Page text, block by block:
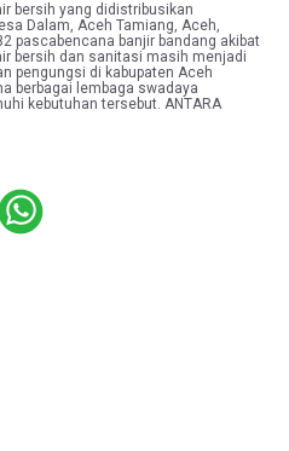
bersih yang didistribusikan
Dalam, Aceh Tamiang, Aceh,
pascabencana banjir bandang akibat
bersih dan sanitasi masih menjadi
pengungsi di kabupaten Aceh
berbagai lembaga swadaya
kebutuhan tersebut. ANTARA